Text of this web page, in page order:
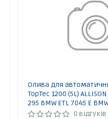
Олива для
TopTec 1200 (5L) ALLISON
295 BMW ETL 7045 E
BMW LA 2634 BMW LT
0 відгуків